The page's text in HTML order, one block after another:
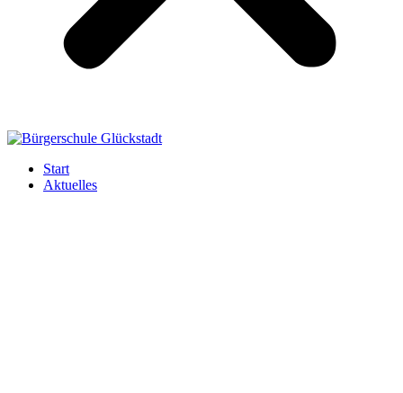
Start
Aktuelles